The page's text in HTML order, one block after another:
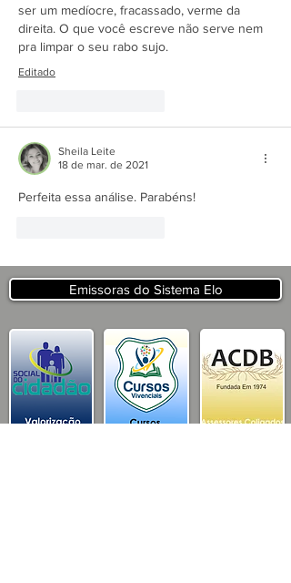
ser um medíocre, fracassado, verme da
direita. O que você escreve não serve nem
pra limpar o seu rabo sujo.
Editado
Sheila Leite
18 de mar. de 2021
Perfeita essa análise. Parabéns!
Emissoras do Sistema Elo